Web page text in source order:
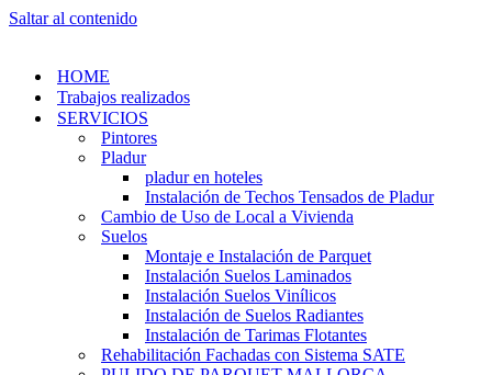
Saltar al contenido
HOME
Trabajos realizados
SERVICIOS
Pintores
Pladur
pladur en hoteles
Instalación de Techos Tensados de Pladur
Cambio de Uso de Local a Vivienda
Suelos
Montaje e Instalación de Parquet
Instalación Suelos Laminados
Instalación Suelos Vinílicos
Instalación de Suelos Radiantes
Instalación de Tarimas Flotantes
Rehabilitación Fachadas con Sistema SATE